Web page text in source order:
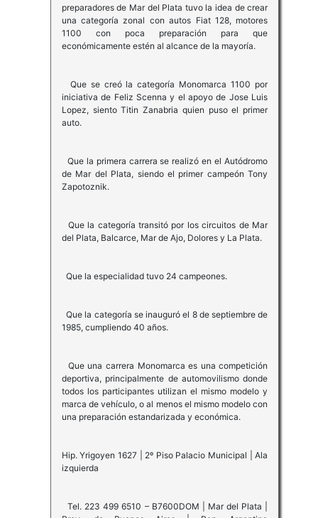
preparadores de Mar del Plata tuvo la idea de crear
una categoría zonal con autos Fiat 128, motores
1100 con poca preparación para que
económicamente estén al alcance de la mayoría.
Que se creó la categoría Monomarca 1100 por
iniciativa de Feliz Scenna y el apoyo de Jose Luis
Lopez, siento Titin Zanabria quien puso el primer
auto.
Que la primera carrera se realizó en el Autódromo
de Mar del Plata, siendo el primer campeón Tony
Zapotoznik.
Que la categoría transitó por los circuitos de Mar
del Plata, Balcarce, Mar de Ajo, Dolores y La Plata.
Que la especialidad tuvo 24 campeones.
Que la categoría se inauguró el 8 de septiembre de
1985, cumpliendo 40 años.
Que una carrera Monomarca es una competición
deportiva, principalmente de automovilismo donde
todos los participantes utilizan el mismo modelo y
marca de vehículo, o al menos el mismo modelo con
una preparación estandarizada y económica.
Hip. Yrigoyen 1627 | 2º Piso Palacio Municipal | Ala
izquierda
Tel. 223 499 6510 – B7600DOM | Mar del Plata |